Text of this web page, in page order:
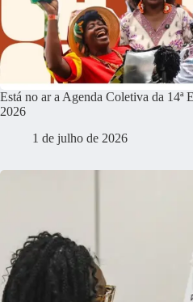
Está no ar a Agenda Coletiva da 14ª
2026
1 de julho de 2026